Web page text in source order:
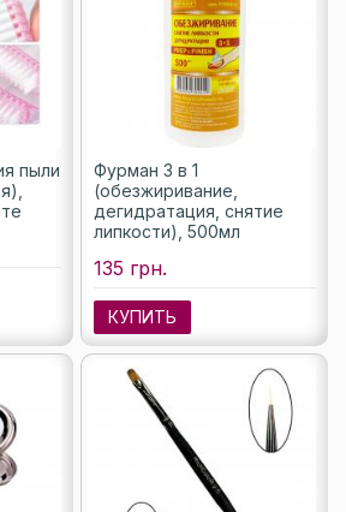
пыли
Фурман 3 в 1
(обезжиривание,
дегидратация, снятие
липкости), 500мл
135 грн.
КУПИТЬ